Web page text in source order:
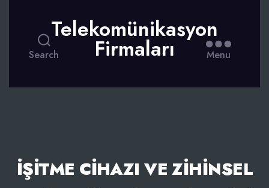
Search
Telekomünikasyon
Firmaları Menu
İŞITME CIHAZI VE ZIHINSEL